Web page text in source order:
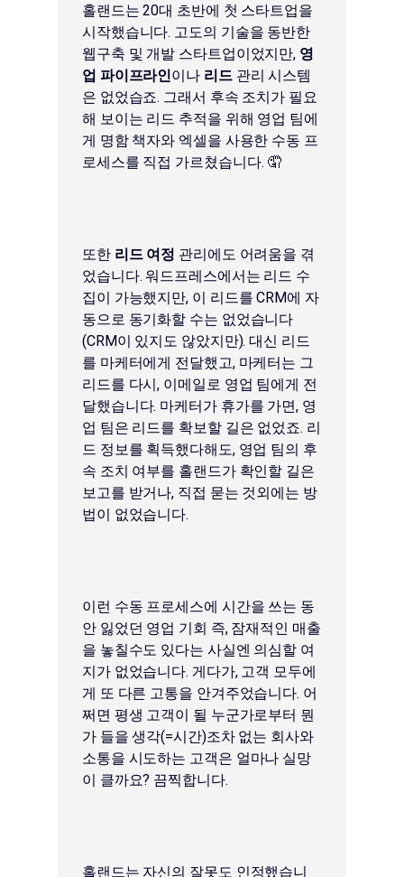
홀랜드는 20대 초반에 첫 스타트업을
시작했습니다. 고도의 기술을 동반한
웹구축 및 개발 스타트업이었지만, 영
업 파이프라인이나 리드관리 시스템
은 없었습죠. 그래서 후속 조치가 필요
해 보이는 리드 추적을 위해 영업 팀에
게 명함 책자와 엑셀을 사용한 수동 프
로세스를 직접 가르쳤습니다. 🤦
또한 리드 여정 관리에도 어려움을 겪
었습니다. 워드프레스에서는 리드 수
집이 가능했지만, 이 리드를 CRM에 자
동으로 동기화할 수는 없었습니다
(CRM이 있지도 않았지만). 대신 리드
를 마케터에게 전달했고, 마케터는 그
리드를 다시, 이메일로 영업 팀에게 전
달했습니다. 마케터가 휴가를 가면, 영
업 팀은 리드를 확보할 길은 없었죠. 리
드 정보를 획득했다해도, 영업 팀의 후
속 조치 여부를 홀랜드가 확인할 길은
보고를 받거나, 직접 묻는 것외에는 방
법이 없었습니다.
이런 수동 프로세스에 시간을 쓰는 동
안 잃었던 영업 기회 즉, 잠재적인 매출
을 놓칠수도 있다는 사실엔 의심할 여
지가 없었습니다. 게다가, 고객 모두에
게 또 다른 고통을 안겨주었습니다. 어
쩌면 평생 고객이 될 누군가로부터 뭔
가 들을 생각(=시간)조차 없는 회사와
소통을 시도하는 고객은 얼마나 실망
이 클까요? 끔찍합니다.
홀랜드는 자신의 잘못도 인정했습니